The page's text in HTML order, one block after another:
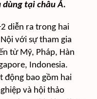
tại châu Á.
diễn ra trong hai
với sự tham gia
từ Mỹ, Pháp, Hàn
Indonesia.
động bao gồm hai
và hội thảo